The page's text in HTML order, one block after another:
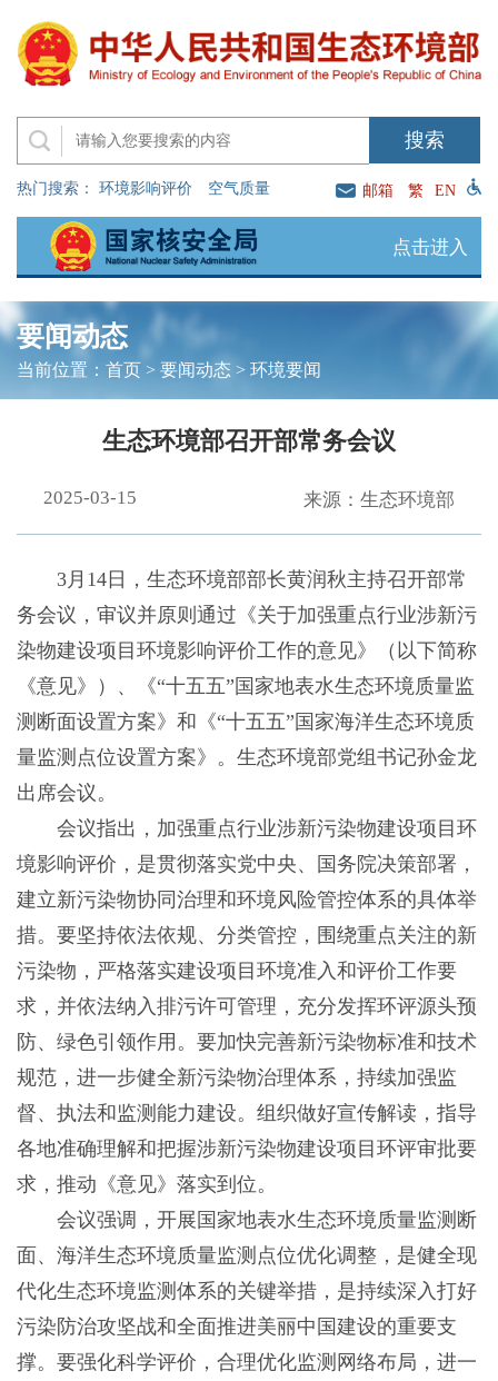
热门搜索： 环境影响评价 空气质量 邮箱 繁 EN
点击进入
要闻动态
当前位置： 首页> 要闻动态 > 环境要闻
生态环境部召开部常务会议
2025-03-15 来源：生态环境部
3月14日，生态环境部部长黄润秋主持召开部常
务会议，审议并原则通过《关于加强重点行业涉新污
染物建设项目环境影响评价工作的意见》（以下简称
《意见》）、《“十五五”国家地表水生态环境质量监
测断面设置方案》和《“十五五”国家海洋生态环境质
量监测点位设置方案》。生态环境部党组书记孙金龙
出席会议。
会议指出，加强重点行业涉新污染物建设项目环
境影响评价，是贯彻落实党中央、国务院决策部署，
建立新污染物协同治理和环境风险管控体系的具体举
措。要坚持依法依规、分类管控，围绕重点关注的新
污染物，严格落实建设项目环境准入和评价工作要
求，并依法纳入排污许可管理，充分发挥环评源头预
防、绿色引领作用。要加快完善新污染物标准和技术
规范，进一步健全新污染物治理体系，持续加强监
督、执法和监测能力建设。组织做好宣传解读，指导
各地准确理解和把握涉新污染物建设项目环评审批要
求，推动《意见》落实到位。
会议强调，开展国家地表水生态环境质量监测断
面、海洋生态环境质量监测点位优化调整，是健全现
代化生态环境监测体系的关键举措，是持续深入打好
污染防治攻坚战和全面推进美丽中国建设的重要支
撑。要强化科学评价，合理优化监测网络布局，进一